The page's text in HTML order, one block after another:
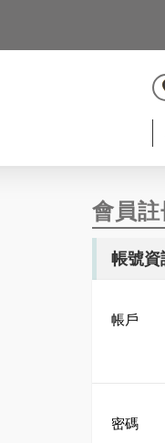
會員註
帳號資
帳戶
密碼